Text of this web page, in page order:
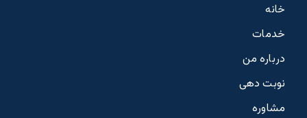
خانه
خدمات
درباره من
نوبت دهی
مشاوره